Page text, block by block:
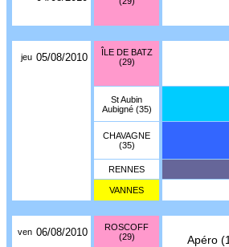
jeu 05/08/2010
ÎLE DE BATZ
(29)
St Aubin
Aubigné (35)
CHAVAGNE
(35)
RENNES
VANNES
ven 06/08/2010
ROSCOFF
(29)
Apéro